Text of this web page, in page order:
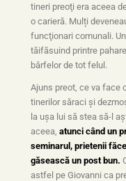
tineri preoţi era aceea
o carieră. Mulți
funcţionari comunali.
tăifăsuind printre
bârfelor de tot felul.
Ajuns preot, ce va face
tinerilor săraci şi
la uşa lui să stea să-l
aceea, atunci când un
seminarul, prietenii
găsească un post bun.
astfel pe Giovanni ca